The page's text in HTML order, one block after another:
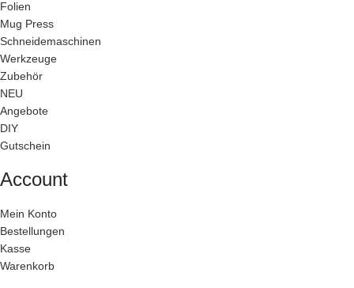
Folien
Mug Press
Schneidemaschinen
Werkzeuge
Zubehör
NEU
Angebote
DIY
Gutschein
Account
Mein Konto
Bestellungen
Kasse
Warenkorb